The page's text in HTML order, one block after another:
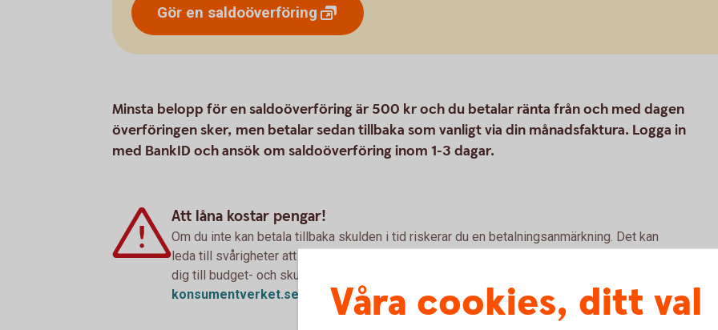
Gör en saldoöverföring
Minsta belopp för en saldoöverföring är 500 kr och du betalar ränta från och med dagen
överföringen sker, men betalar sedan tillbaka som vanligt via din månadsfaktura. Logga in
med BankID och ansök om saldoöverföring inom 1-3 dagar.
Att låna kostar pengar!
Om du inte kan betala tillbaka skulden i tid riskerar du en betalningsanmärkning. Det kan
leda till svårigheter att få hyra bostad, teckna abonnemang och få nya lån. För stöd, vänd
dig till budget- och skuldrådgivningen i din kommun. Kontaktuppgifter finns på
konsumentverket.se Våra cookies, ditt val